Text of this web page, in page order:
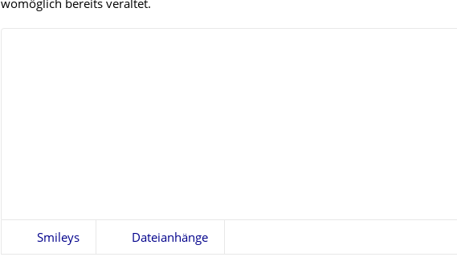
Smileys Dateianhänge